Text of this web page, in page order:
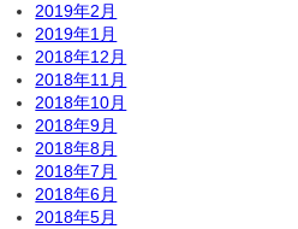
2019年2月
2019年1月
2018年12月
2018年11月
2018年10月
2018年9月
2018年8月
2018年7月
2018年6月
2018年5月